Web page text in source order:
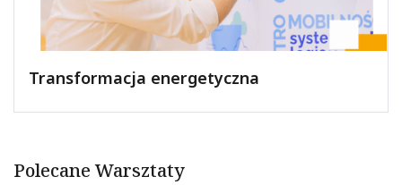
Transformacja energetyczna
Polecane Warsztaty